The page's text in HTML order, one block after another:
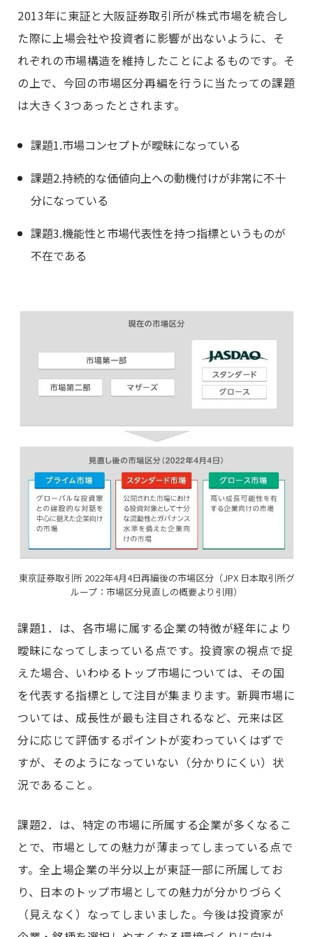
2013年に東証と大阪証券取引所が株式市場を統合し
た際に上場会社や投資者に影響が出ないように、そ
れぞれの市場構造を維持したことによるものです。そ
の上で、今回の市場区分再編を行うに当たっての課題
は大きく3つあったとされます。
課題1.市場コンセプトが曖昧になっている
課題2.持続的な価値向上への動機付けが非常に不十
分になっている
課題3.機能性と市場代表性を持つ指標というものが
不在である
東京証券取引所 2022年4月4日再編後の市場区分（JPX 日本取引所グ
ループ：市場区分見直しの概要より引用）
課題1．は、各市場に属する企業の特徴が経年により
曖昧になってしまっている点です。投資家の視点で捉
えた場合、いわゆるトップ市場については、その国
を代表する指標として注目が集まります。新興市場に
ついては、成長性が最も注目されるなど、元来は区
分に応じて評価するポイントが変わっていくはずで
すが、そのようになっていない（分かりにくい）状
況であること。
課題2．は、特定の市場に所属する企業が多くなるこ
とで、市場としての魅力が薄まってしまっている点で
す。全上場企業の半分以上が東証一部に所属してお
り、日本のトップ市場としての魅力が分かりづらく
（見えなく）なってしまいました。今後は投資家が